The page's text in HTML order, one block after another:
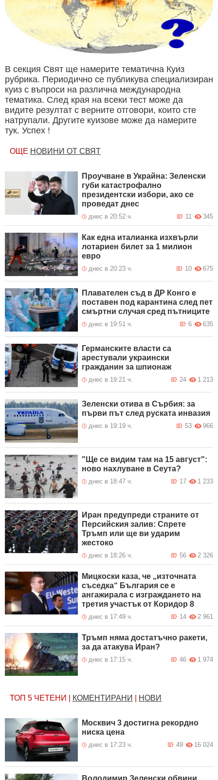
В секция Свят ще намерите тематична Куиз
рубрика. Периодично се публикува специализиран
куиз с въпроси на различна международна
тематика. След края на всеки тест може да
видите резултат с верните отговори, които сте
натрупали. Другите куизове може да намерите
тук. Успех !
ОЩЕ НОВИНИ ОТ СВЯТ
Проучване в Украйна: Зеленски
губи катастрофално
президентски избори, ако се
проведат днес
днес в 20:52 ч. 345
11
Как една италианка изхвърли
лотариен билет за 1 милион
евро
днес в 20:23 ч. 675
10
Плавателен съд в ДР Конго е
поставен под карантина след пет
смъртни случая сред пътниците
днес в 19:51 ч. 635
6
Германските власти са
арестували украински
гражданин за шпионаж
днес в 19:21 ч. 1 213
24
Зеленски отива в Сърбия: за
първи път след руската инвазия
днес в 19:19 ч. 966
53
"Ще се видим там на 15 август":
ново нахлуване в Сеута?
днес в 18:47 ч. 1 233
17
Иран предупреди страните от
Персийския залив: Спрете
Тръмп или ще ви ударим
жестоко
днес в 18:26 ч. 2 326
56
Мицкоски каза, че „източната
съседка“ България се е
ангажирала с изграждането на
третия участък от Коридор 8
днес в 17:49 ч. 2 961
14
Тръмп няма достатъчно ракети,
за да атакува Иран?
днес в 17:15 ч. 1 974
46
ТОП 5 ЧЕТЕНИ КОМЕНТИРАНИ НОВИ
Москвич 3 достигна рекордно
ниска цена
днес в 17:23 ч. 16 024
49